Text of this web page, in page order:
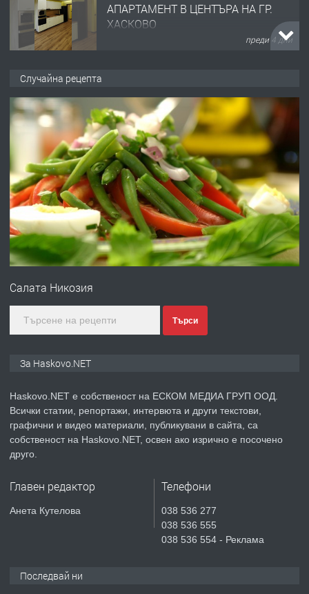
АПАРТАМЕНТ В ЦЕНТЪРА НА ГР.
ХАСКОВО
преди 4 дни
преди 4 дни
ПРЕДЛАГА
№4120 Магазин/Офис под наем в кв.
Любен Каравелов, Хасково-близо до
градската градина!
преди 5 дни
ПРЕДЛАГА
ПРОСТОРЕН ТРИСТАЕН
преди 5 дни
ПРЕДЛАГА СГЛОБЯВАНЕ НА МЕБЕЛИ.
№4119 Едностаен обзаведен
Случайна рецепта
Салата Никозия
Търси
За Haskovo.NET
Haskovo.NET е собственост на ЕСКОМ МЕДИА ГРУП ООД.
Всички статии, репортажи, интервюта и други текстови,
графични и видео материали, публикувани в сайта, са
собственост на Haskovo.NET, освен ако изрично е посочено
друго.
Главен редактор
Анета Кутелова
Телефони
038 536 277
038 536 555
038 536 554 - Реклама
Последвай ни